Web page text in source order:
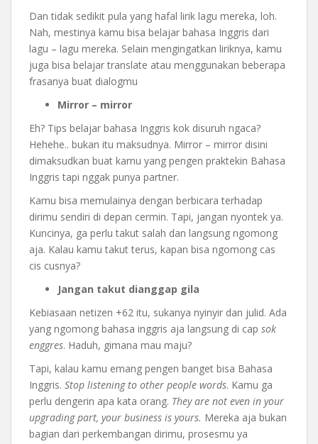
Dan tidak sedikit pula yang hafal lirik lagu mereka, loh.
Nah, mestinya kamu bisa belajar bahasa Inggris dari
lagu – lagu mereka. Selain mengingatkan liriknya, kamu
juga bisa belajar translate atau menggunakan beberapa
frasanya buat dialogmu
Mirror – mirror
Eh? Tips belajar bahasa Inggris kok disuruh ngaca?
Hehehe.. bukan itu maksudnya. Mirror – mirror disini
dimaksudkan buat kamu yang pengen praktekin Bahasa
Inggris tapi nggak punya partner.
Kamu bisa memulainya dengan berbicara terhadap
dirimu sendiri di depan cermin. Tapi, jangan nyontek ya.
Kuncinya, ga perlu takut salah dan langsung ngomong
aja. Kalau kamu takut terus, kapan bisa ngomong cas
cis cusnya?
Jangan takut dianggap gila
Kebiasaan netizen +62 itu, sukanya nyinyir dan julid. Ada
yang ngomong bahasa inggris aja langsung di cap sok
enggres. Haduh, gimana mau maju?
Tapi, kalau kamu emang pengen banget bisa Bahasa
Inggris. Stop listening to other people words. Kamu ga
perlu dengerin apa kata orang. They are not even in your
upgrading part, your business is yours. Mereka aja bukan
bagian dari perkembangan dirimu, prosesmu ya